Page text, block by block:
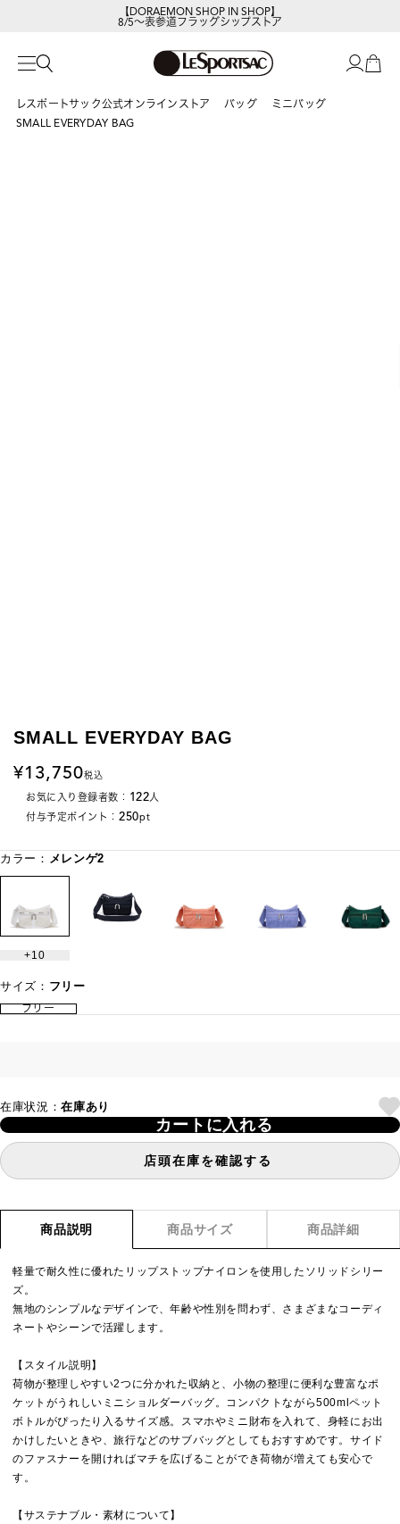
【DORAEMON SHOP IN SHOP】
8/5～表参道フラッグシップストア
レスポートサック公式オンラインストア バッグ
ミニバッグ
SMALL EVERYDAY BAG
SMALL EVERYDAY BAG
13,750税込
お気に入り登録者数： 122人
付与予定ポイント： 250pt
カラー： メレンゲ2
10
サイズ： フリー
フリー
在庫状況：在庫あり
カートに入れる
店頭在庫を確認する
商品説明 商品サイズ 商品詳細
軽量で耐久性に優れたリップストップナイロンを使用したソリッドシリー
ズ。
無地のシンプルなデザインで、年齢や性別を問わず、さまざまなコーディ
ネートやシーンで活躍します。
【スタイル説明】
荷物が整理しやすい2つに分かれた収納と、小物の整理に便利な豊富なポ
ケットがうれしいミニショルダーバッグ。コンパクトながら500mlペット
ボトルがぴったり入るサイズ感。スマホやミニ財布を入れて、身軽にお出
かけしたいときや、旅行などのサブバッグとしてもおすすめです。サイド
のファスナーを開ければマチを広げることができ荷物が増えても安心で
す。
【サステナブル・素材について】